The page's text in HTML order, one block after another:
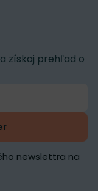
získaj prehľad o
newslettra na